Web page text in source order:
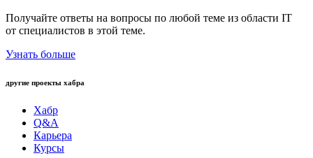
Получайте ответы на вопросы по любой теме из области IT
от специалистов в этой теме.
Узнать больше
другие проекты хабра
Хабр
Q&A
Карьера
Курсы